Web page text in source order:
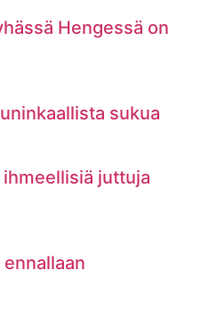
Hengessä on
sukua
juttuja